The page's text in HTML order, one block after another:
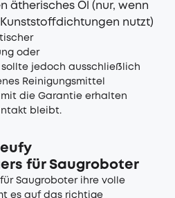
ätherisches Öl (nur, wenn
nutzt)
oder
jedoch ausschließlich
Reinigungsmittel
die Garantie erhalten
bleibt.
für Saugroboter
Saugroboter ihre volle
es auf das richtige